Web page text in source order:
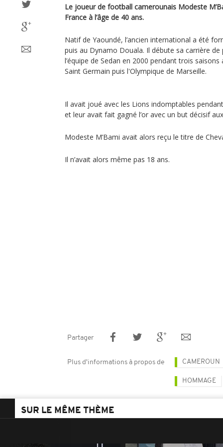
Le joueur de football camerounais Modeste
France à l’âge de 40 ans.
Natif de Yaoundé, l’ancien international a été
puis au Dynamo Douala. Il débute sa carrière
l’équipe de Sedan en 2000 pendant trois
Saint Germain puis l'Olympique de Marseille.
Il avait joué avec les Lions indomptables
et leur avait fait gagné l’or avec un but décisif
Modeste M’Bami avait alors reçu le titre de
Il n’avait alors même pas 18 ans.
Partager
Plus d'informations à propos de CAMEROUN
HOMMAGE
SUR LE MÊME THÈME